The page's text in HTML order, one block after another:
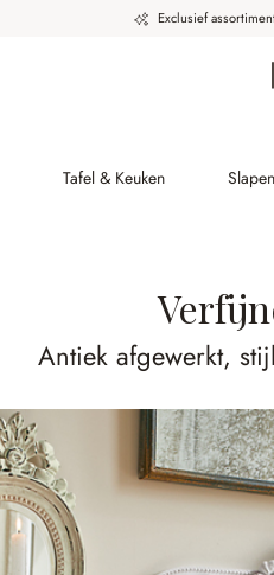
Exclusief
Tafel & Keuken Slapen
Antiek afgewerkt,